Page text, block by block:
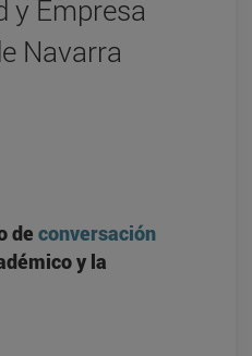
y Empresa
Navarra
deconversación
y la